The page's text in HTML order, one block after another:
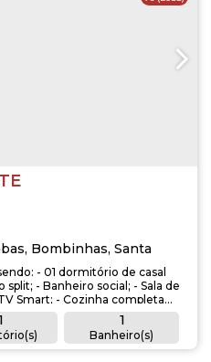
, Bombinhas, Santa
1
Banheiro(s)
de casal
- Banheiro social; - Sala de
Smart; - Cozinha completa
roupas; - Área de lazer com
250 metros do mar.